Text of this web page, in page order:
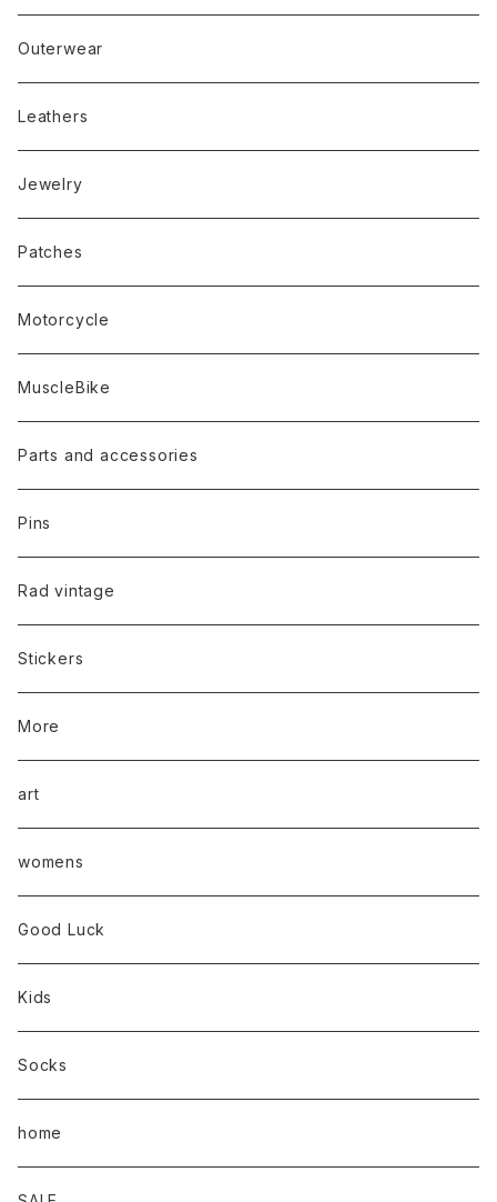
Outerwear
Leathers
Jewelry
Patches
Motorcycle
MuscleBike
Parts and accessories
Pins
Rad vintage
Stickers
More
art
womens
Good Luck
Kids
Socks
home